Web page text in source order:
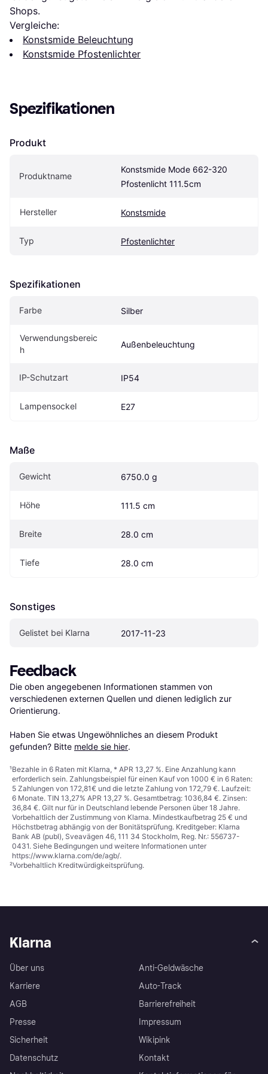
Shops.
Vergleiche:
Konstsmide Beleuchtung
Konstsmide Pfostenlichter
Spezifikationen
Produkt
Produktname
Konstsmide Mode 662-320
Pfostenlicht 111.5cm
Hersteller Konstsmide
Typ Pfostenlichter
Spezifikationen
Farbe Silber
Verwendungsbereic
h
Außenbeleuchtung
IP-Schutzart IP54
Lampensockel E27
Maße
Gewicht 6750.0 g
Höhe 111.5 cm
Breite 28.0 cm
Tiefe 28.0 cm
Sonstiges
Gelistet bei Klarna 2017-11-23
Feedback
Die oben angegebenen Informationen stammen von
verschiedenen externen Quellen und dienen lediglich zur
Orientierung.
Haben Sie etwas Ungewöhnliches an diesem Produkt
gefunden? Bitte melde sie hier.
¹Bezahle in 6 Raten mit Klarna, * APR 13,27 %. Eine Anzahlung kann
erforderlich sein. Zahlungsbeispiel für einen Kauf von 1000 € in 6 Raten:
5 Zahlungen von 172,81€ und die letzte Zahlung von 172,79 €. Laufzeit:
6 Monate. TIN 13,27% APR 13,27 %. Gesamtbetrag: 1036,84 €. Zinsen:
36,84 €. Gilt nur für in Deutschland lebende Personen über 18 Jahre.
Vorbehaltlich der Zustimmung von Klarna. Mindestkaufbetrag 25 € und
Höchstbetrag abhängig von der Bonitätsprüfung. Kreditgeber: Klarna
Bank AB (publ), Sveavägen 46, 111 34 Stockholm, Reg. Nr.: 556737-
0431. Siehe Bedingungen und weitere Informationen unter
https://www.klarna.com/de/agb/.
²Vorbehaltlich Kreditwürdigkeitsprüfung.
Klarna
Über uns
Karriere
AGB
Presse
Sicherheit
Datenschutz
Anti-Geldwäsche
Auto-Track
Barrierefreiheit
Impressum
Wikipink
Kontakt